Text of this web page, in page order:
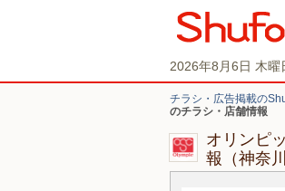
2026年8月6日 木曜
チラシ・広告掲載の
のチラシ・店舗情報
オリンピ
報（神奈